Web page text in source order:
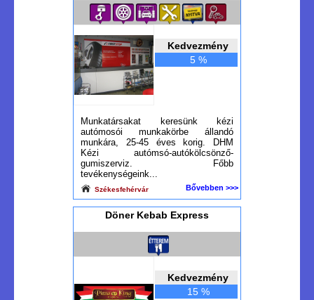
Kedvezmény
5 %
Munkatársakat keresünk kézi
autómosói munkakörbe állandó
munkára, 25-45 éves korig. DHM
Kézi autómsó-autókölcsönző-
gumiszerviz. Főbb
tevékenységeink...
Székesfehérvár Bővebben >>>
Döner Kebab Express
Kedvezmény
15 %